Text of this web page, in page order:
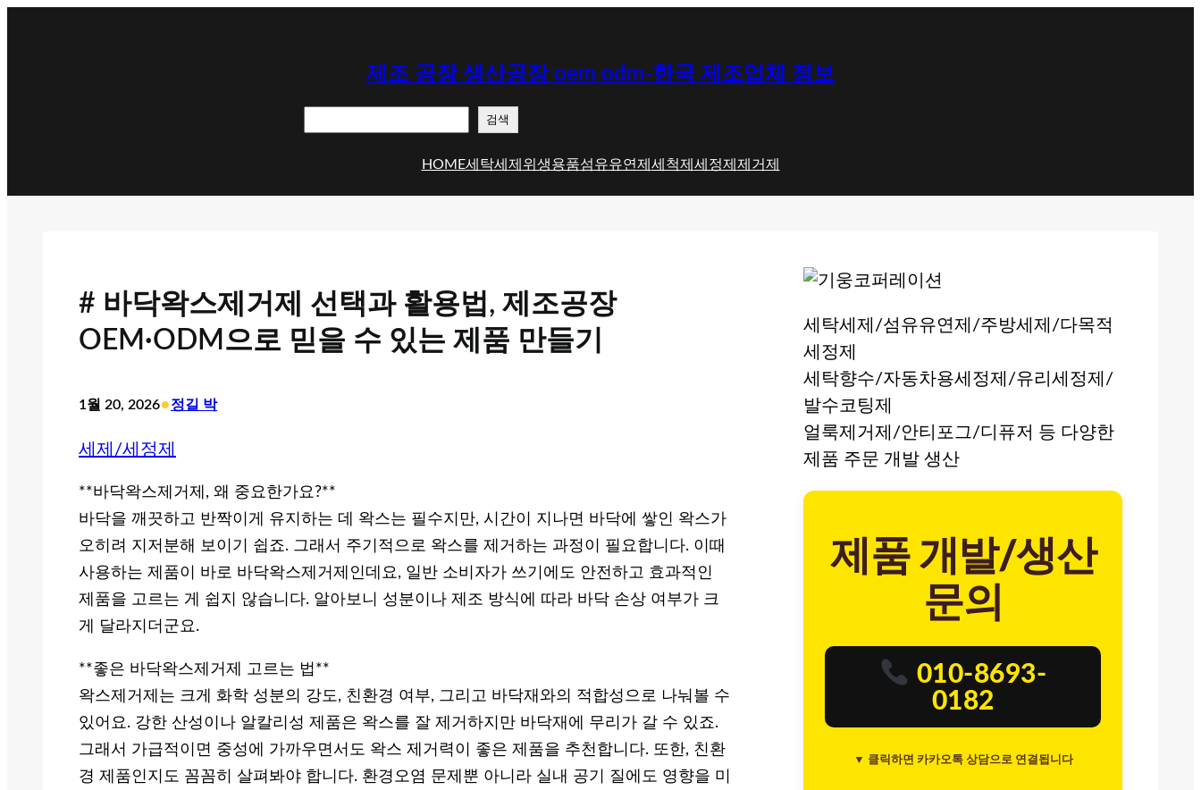
제조 공장 생산공장 oem odm-한국 제조업체 정보
검색
HOME세탁세제 위생용품섬유유연제 세척제 세정제 제거제
# 바닥왁스제거제 선택과 활용법, 제조공장
OEM·ODM으로 믿을 수 있는 제품 만들기
1월 20, 2026•정길 박
세제/세정제
**바닥왁스제거제, 왜 중요한가요?**
바닥을 깨끗하고 반짝이게 유지하는 데 왁스는 필수지만, 시간이 지나면 바닥에 쌓인 왁스가
오히려 지저분해 보이기 쉽죠. 그래서 주기적으로 왁스를 제거하는 과정이 필요합니다. 이때
사용하는 제품이 바로 바닥왁스제거제인데요, 일반 소비자가 쓰기에도 안전하고 효과적인
제품을 고르는 게 쉽지 않습니다. 알아보니 성분이나 제조 방식에 따라 바닥 손상 여부가 크
게 달라지더군요.
**좋은 바닥왁스제거제 고르는 법**
왁스제거제는 크게 화학 성분의 강도, 친환경 여부, 그리고 바닥재와의 적합성으로 나눠볼 수
있어요. 강한 산성이나 알칼리성 제품은 왁스를 잘 제거하지만 바닥재에 무리가 갈 수 있죠.
그래서 가급적이면 중성에 가까우면서도 왁스 제거력이 좋은 제품을 추천합니다. 또한, 친환
경 제품인지도 꼼꼼히 살펴봐야 합니다. 환경오염 문제뿐 아니라 실내 공기 질에도 영향을 미
세탁세제/섬유유연제/주방세제/다목적
세정제
세탁향수/자동차용세정제/유리세정제/
발수코팅제
얼룩제거제/안티포그/디퓨저 등 다양한
제품 주문 개발 생산
제품 개발/생산
문의
010-8693-
0182
▼ 클릭하면 카카오톡 상담으로 연결됩니다